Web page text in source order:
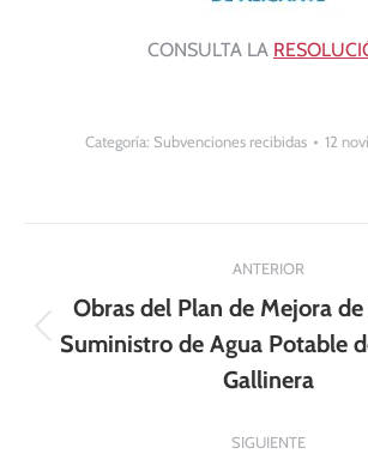
CONSULTA LA
Categoría: Subvenciones recibidas 12
entre
publicaciones
ANTERIOR
Publicación
anterior:
Obras del Plan de Mejora
Suministro de Agua Potable
Gallinera
SIGUIENTE